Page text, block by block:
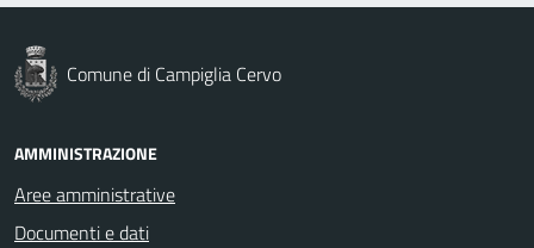
Comune di Campiglia Cervo
AMMINISTRAZIONE
Aree amministrative
Documenti e dati